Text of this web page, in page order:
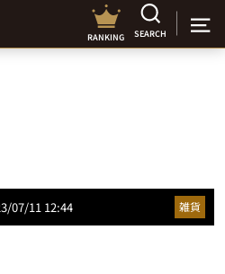
RANKING SEARCH
07/11 12:44 雑貨